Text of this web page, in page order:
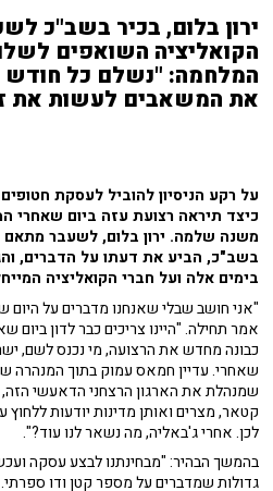
ירון בלום, בכיר בשב"כ
הקואליציה השואפים
המלחמה: "נשלם כל חודש
את המשאבים לעשות את
על רקע הניסיון להוביל לעסקת
כיצד תיראה רצועת עזה ביום שאחרי
משנה שלמה. ירון בלום, לשעבר מתאם
בשב"כ, הביע את דעתו על הדברים,
בימים אלה ועל חברי הקואליציה
"אני חושב שבלי שאנחנו מדברים על
אמר תחילה. "היינו צריכים כבר לדון ביום
כבונה מחדש את הרצועה, מי נכנס לשם,
שמנהלת את הארגון הרצחני הדאעשי
קטאר, מצרים ואותן מדינות יודעות
לכן. אחרי ג'באליה, מה נשאר לנו עוד?".
בהמשך הבהיר: "מבחינתנו לבצע עסקה